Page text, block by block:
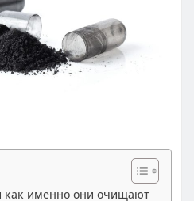
как именно они очищают